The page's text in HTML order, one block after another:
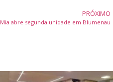
PRÓXIMO
abre segunda unidade em Blumenau